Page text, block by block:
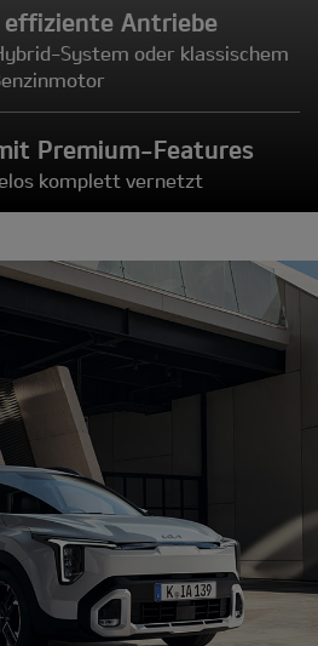
Antriebe
System oder klassischem
Premium-Features
komplett vernetzt